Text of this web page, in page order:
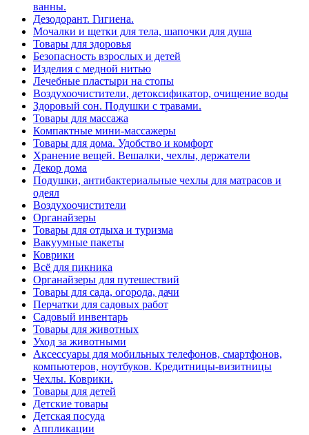
ванны.
Дезодорант. Гигиена.
Мочалки и щетки для тела, шапочки для душа
Товары для здоровья
Безопасность взрослых и детей
Изделия с медной нитью
Лечебные пластыри на стопы
Воздухоочистители, детоксификатор, очищение воды
Здоровый сон. Подушки с травами.
Товары для массажа
Компактные мини-массажеры
Товары для дома. Удобство и комфорт
Хранение вещей. Вешалки, чехлы, держатели
Декор дома
Подушки, антибактериальные чехлы для матрасов и
одеял
Воздухоочистители
Органайзеры
Товары для отдыха и туризма
Вакуумные пакеты
Коврики
Всё для пикника
Органайзеры для путешествий
Товары для сада, огорода, дачи
Перчатки для садовых работ
Садовый инвентарь
Товары для животных
Уход за животными
Аксессуары для мобильных телефонов, смартфонов,
компьютеров, ноутбуков. Кредитницы-визитницы
Чехлы. Коврики.
Товары для детей
Детские товары
Детская посуда
Аппликации